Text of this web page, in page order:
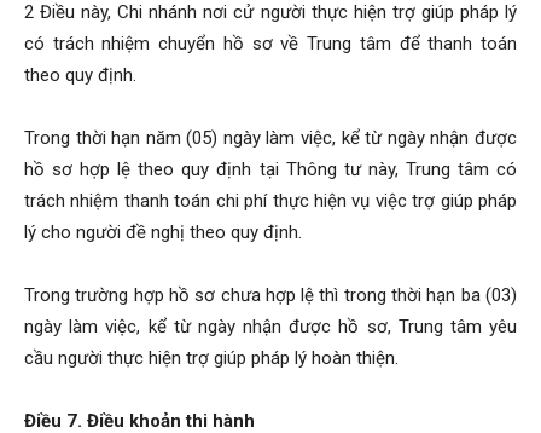
2 Điều này, Chi nhánh nơi cử người thực hiện trợ giúp pháp lý
có trách nhiệm chuyển hồ sơ về Trung tâm để thanh toán
theo quy định.
Trong thời hạn năm (05) ngày làm việc, kể từ ngày nhận được
hồ sơ hợp lệ theo quy định tại Thông tư này, Trung tâm có
trách nhiệm thanh toán chi phí thực hiện vụ việc trợ giúp pháp
lý cho người đề nghị theo quy định.
Trong trường hợp hồ sơ chưa hợp lệ thì trong thời hạn ba (03)
ngày làm việc, kể từ ngày nhận được hồ sơ, Trung tâm yêu
cầu người thực hiện trợ giúp pháp lý hoàn thiện.
Điều 7. Điều khoản thi hành